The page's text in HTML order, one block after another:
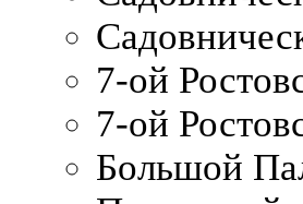
7-ой
7-ой
Большой